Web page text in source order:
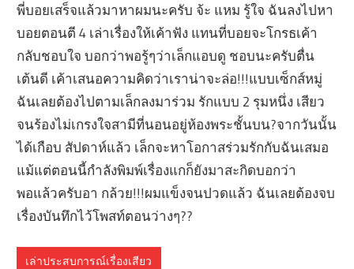
พี่บอยเสร็จแล้วมาหาผมนะครับ จ้ะ แหม รู้ใจ ฉันลงไปหา
บอยตอนตี 4 เล่าเรื่องให้เค้าฟัง แทนที่บอยจะโกรธเค้า
กลับชอบใจ บอกว่าพอรู้ๆว่าเล็กแอบดู ชอบนะครับตื่น
เต้นดี เค้าเสนอความคิดว่าเราน่าจะล่อ!!!แบบเซ็กส์หมู่
ฉันเลยต้องไปตามเล็กลงมาร่วม รักแบบ 2 รุมหนึ่ง เสียว
จนร้องไม่เกรงใจสามีที่นอนอยู่ห้องพระชั้นบน?จากวันนั้น
ได้เกือบ สัปดาห์แล้ว เล็กจะหาโอกาสร่วมรักกับฉันเสมอ
แม้แต่ตอนนี้กำลังพิมพ์เรื่องแกก็ยังมาสะกิดบอกว่า
พอแล้วครับอา กล้วย!!!ผมแข็งจนปวดแล้ว ฉันเลยต้องจบ
เรื่องบันทึกไว้โพสท์ตอนว่างๆ??
เล่าประสบการณ์เรื่องเสียว